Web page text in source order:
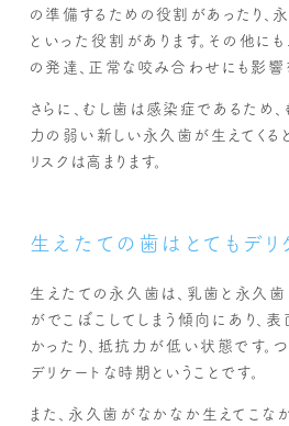
の準備するための役割があったり、
といった役割があります。その他に
の発達、正常な咬み合わせにも影響
さらに、むし歯は感染症であるため
力の弱い新しい永久歯が生えてくる
リスクは高まります。
生えたての歯はとてもデリ
生えたての永久歯は、乳歯と永久
がでこぼこしてしまう傾向にあり、
かったり、抵抗力が低い状態です。
デリケートな時期ということです。
また、永久歯がなかなか生えてこな